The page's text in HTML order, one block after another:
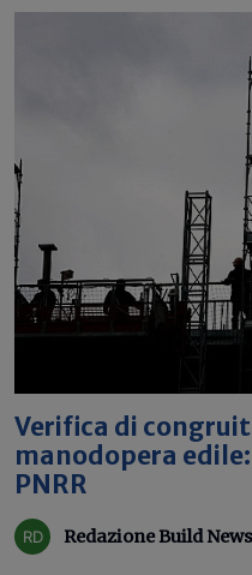
Verifica di
manodopera
PNRR
Redazione Build News